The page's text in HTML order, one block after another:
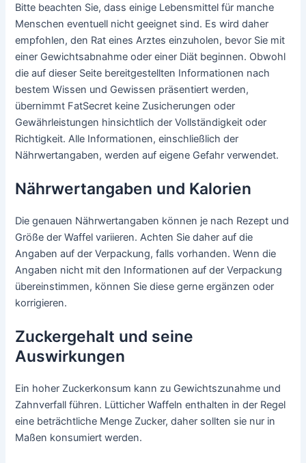
Bitte beachten Sie, dass einige Lebensmittel für manche
Menschen eventuell nicht geeignet sind. Es wird daher
empfohlen, den Rat eines Arztes einzuholen, bevor Sie mit
einer Gewichtsabnahme oder einer Diät beginnen. Obwohl
die auf dieser Seite bereitgestellten Informationen nach
bestem Wissen und Gewissen präsentiert werden,
übernimmt FatSecret keine Zusicherungen oder
Gewährleistungen hinsichtlich der Vollständigkeit oder
Richtigkeit. Alle Informationen, einschließlich der
Nährwertangaben, werden auf eigene Gefahr verwendet.
Nährwertangaben und Kalorien
Die genauen Nährwertangaben können je nach Rezept und
Größe der Waffel variieren. Achten Sie daher auf die
Angaben auf der Verpackung, falls vorhanden. Wenn die
Angaben nicht mit den Informationen auf der Verpackung
übereinstimmen, können Sie diese gerne ergänzen oder
korrigieren.
Zuckergehalt und seine
Auswirkungen
Ein hoher Zuckerkonsum kann zu Gewichtszunahme und
Zahnverfall führen. Lütticher Waffeln enthalten in der Regel
eine beträchtliche Menge Zucker, daher sollten sie nur in
Maßen konsumiert werden.